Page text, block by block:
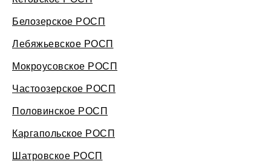
Белозерское РОСП
Лебяжьевское РОСП
Мокроусовское РОСП
Частоозерское РОСП
Половинское РОСП
Каргапольское РОСП
Шатровское РОСП